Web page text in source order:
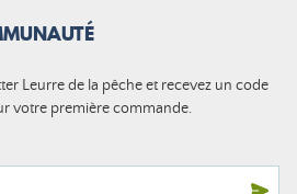
Leurre de la pêche et recevez un code
votre première commande.